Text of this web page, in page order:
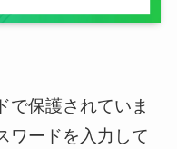
で保護されていま
ワードを入力して